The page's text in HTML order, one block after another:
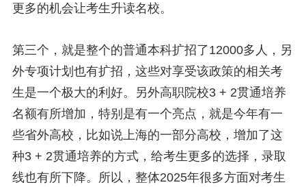
更多的机会让考生升读名校。
第三个，就是整个的普通本科扩招了12000多人，另
外专项计划也有扩招，这些对享受该政策的相关考
生是一个极大的利好。另外高职院校3 + 2贯通培养
名额有所增加，特别是有一个亮点，就是今年有一
些省外高校，比如说上海的一部分高校，增加了这
种3 + 2贯通培养的方式，给考生更多的选择，录取
线也有所下降。所以，整体2025年很多方面对考生